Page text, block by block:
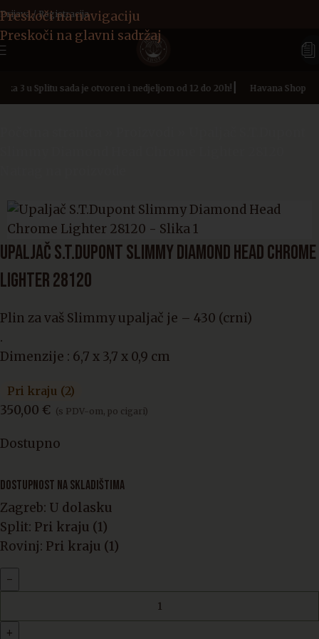
Preskoči na navigaciju
Preskoči na glavni sadržaj
Prijava / Registracija
3 u Splitu sada je otvoren i nedjeljom od 12 do 20h!| Havana Shop
UPALJAČ S.T.DUPONT SLIMMY DIAMOND HEAD CHROME
LIGHTER 28120
Plin za vaš Slimmy upaljač je – 430 (crni)
.
Dimenzije : 6,7 x 3,7 x 0,9 cm
Pri kraju (2)
350,00 € (s PDV-om, po cigari)
Dostupno
DOSTUPNOST NA SKLADIŠTIMA
Zagreb: U dolasku
Split: Pri kraju (1)
Rovinj: Pri kraju (1)